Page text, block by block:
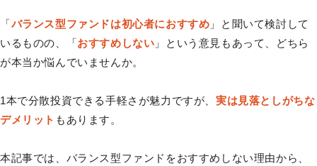
「バランス型ファンドは初心者におすすめ 」と聞いて検討して
いるものの、「おすすめしない 」という意見もあって、どちら
が本当か悩んでいませんか。
1本で分散投資できる手軽さが魅力ですが、 実は見落としがちな
デメリット もあります。
本記事では、バランス型ファンドをおすすめしない理由から、